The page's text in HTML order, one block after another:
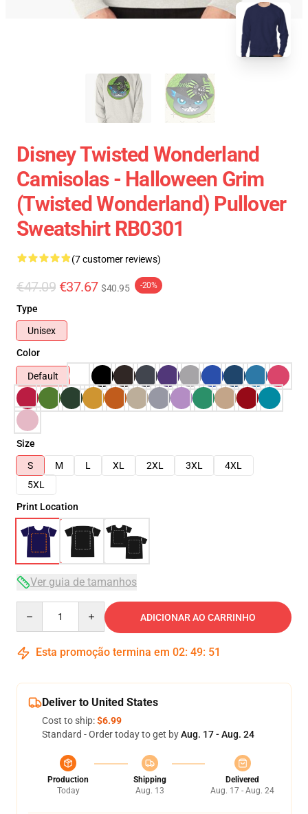
Disney Twisted Wonderland
Camisolas - Halloween Grim
(Twisted Wonderland) Pullover
Sweatshirt RB0301
(7 customer reviews)
€47.09 €37.67 $40.95 -20%
Type
Unisex
Color
Default
Size
S
M L XL 2XL 3XL
4XL
5XL
Print Location
Ver guia de tamanhos
ADICIONAR AO CARRINHO
Esta promoção termina em 02: 49: 50
Deliver to United States
Cost to ship:$6.99
Standard - Order today to get byAug. 17 - Aug. 24
Production
Today
Shipping
Aug. 13
Delivered
Aug. 17 - Aug. 24